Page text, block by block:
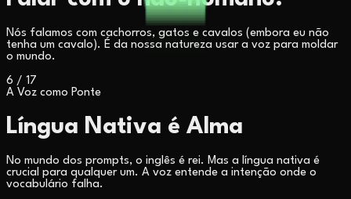
Nós falamos com cachorros, gatos e cavalos (embora eu não
tenha um cavalo). É da nossa natureza usar a voz para moldar
o mundo.
6 / 17
A Voz como Ponte
Língua Nativa é Alma
No mundo dos prompts, o inglês é rei. Mas a língua nativa é
crucial para qualquer um. A voz entende a intenção onde o
vocabulário falha.